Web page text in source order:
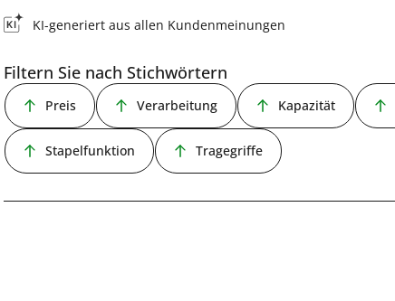
KI-generiert aus allen Kundenmeinungen
Filtern Sie nach Stichwörtern
Preis Verarbeitung Kapazität
Stapelfunktion Tragegriffe